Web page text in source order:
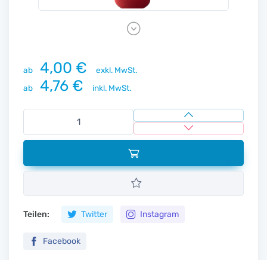
Next
ab 4,00 €
exkl. MwSt.
ab
4,76 € inkl. MwSt.
Teilen: Twitter Instagram
Facebook